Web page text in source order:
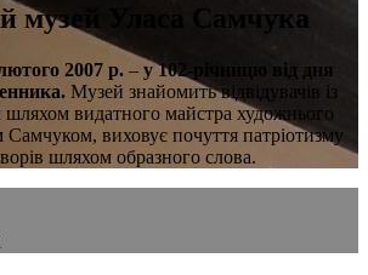
музей Уласа Самчука
2007 р. – у 102-річницю від дня
Музей знайомить відвідувачів із
видатного майстра художнього
виховує почуття патріотизму
шляхом образного слова.